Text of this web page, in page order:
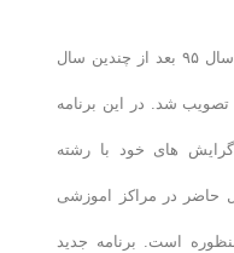
آخرین بار در سال ۹۵ بعد از چندین سال
و اصلاح منتشر شد و در سال ۹۶ تصویب شد. در این برنامه
های خود با رشته
حاضر در مراکز اموزشی
است. برنامه جدید